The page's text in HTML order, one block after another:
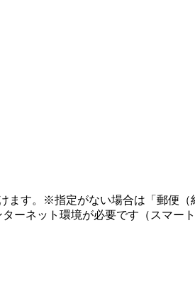
ます。※指定がない場合は「郵便（
ーネット環境が必要です（スマート